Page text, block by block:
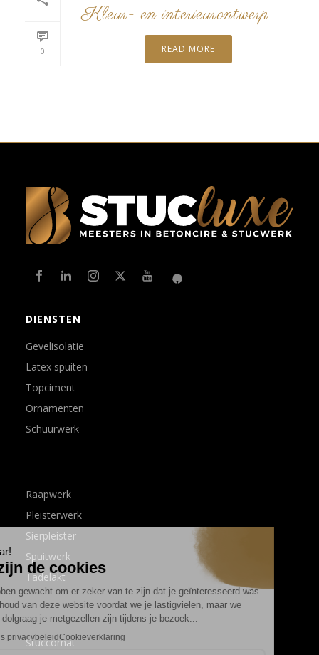
0
Kleur- en interieurontwerp
READ MORE
DIENSTEN
Gevelisolatie
Latex spuiten
Topciment
Ornamenten
Schuurwerk
Raapwerk
Pleisterwerk
Sierpleister
Spuitwerk
Tadelakt
Stuccomat